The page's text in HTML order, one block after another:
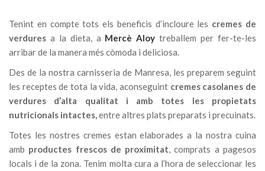
Tenint en compte tots els beneficis d’incloure les cremes de
verdures a la dieta, a Mercè Aloy treballem per fer-te-les
arribar de la manera més còmoda i deliciosa.
Des de la nostra carnisseria de Manresa, les preparem seguint
les receptes de tota la vida, aconseguint cremes casolanes de
verdures d’alta qualitat i amb totes les propietats
nutricionals intactes,entre altres plats preparats i precuinats.
Totes les nostres cremes estan elaborades a la nostra cuina
amb productes frescos de proximitat, comprats a pagesos
locals i de la zona. Tenim molta cura a l’hora de seleccionar les